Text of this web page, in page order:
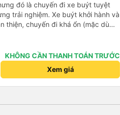
đó là chuyến đi xe buýt tuyệt
trải nghiệm. Xe buýt khởi hành và
thiện, chuyến đi khá ổn (mặc dù
đặc trưng của Việt Nam ^^), và chỗ
KHÔNG CẦN THANH TOÁN TRƯỚC
Xem giá